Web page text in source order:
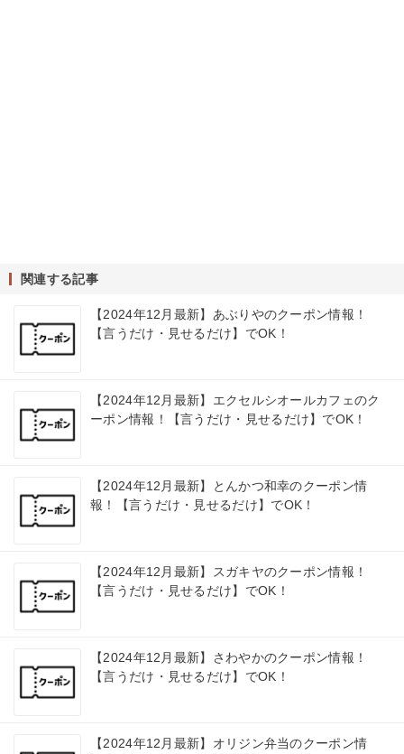
関連する記事
【2024年12月最新】あぶりやのクーポン情報！
【言うだけ・見せるだけ】でOK！
【2024年12月最新】エクセルシオールカフェのク
ーポン情報！【言うだけ・見せるだけ】でOK！
【2024年12月最新】とんかつ和幸のクーポン情
報！【言うだけ・見せるだけ】でOK！
【2024年12月最新】スガキヤのクーポン情報！
【言うだけ・見せるだけ】でOK！
【2024年12月最新】さわやかのクーポン情報！
【言うだけ・見せるだけ】でOK！
【2024年12月最新】オリジン弁当のクーポン情